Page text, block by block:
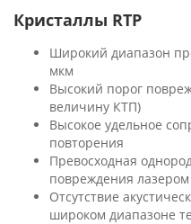
Кристаллы RTP
Широкий диапазон
мкм
Высокий порог
величину КТП)
Высокое удельное
повторения
Превосходная
повреждения лазером
Отсутствие
широком диапазоне